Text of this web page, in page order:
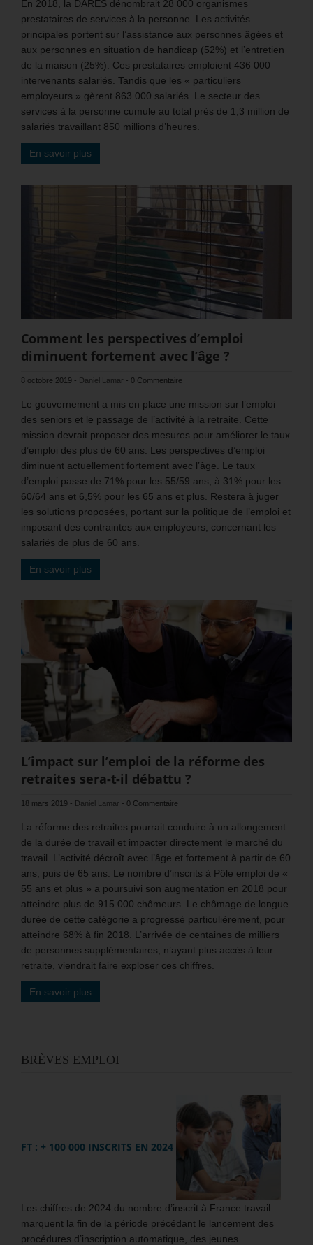
En 2018, la DARES dénombrait 28 000 organismes
prestataires de services à la personne. Les activités
principales portent sur l’assistance aux personnes âgées et
aux personnes en situation de handicap (52%) et l’entretien
de la maison (25%). Ces prestataires emploient 436 000
intervenants salariés. Tandis que les « particuliers
employeurs » gèrent 863 000 salariés. Le secteur des
services à la personne cumule au total près de 1,3 million de
salariés travaillant 850 millions d’heures.
En savoir plus
Comment les perspectives d’emploi
diminuent fortement avec l’âge ?
8 octobre 2019 - Daniel Lamar - 0 Commentaire
Le gouvernement a mis en place une mission sur l’emploi
des seniors et le passage de l’activité à la retraite. Cette
mission devrait proposer des mesures pour améliorer le taux
d’emploi des plus de 60 ans. Les perspectives d’emploi
diminuent actuellement fortement avec l’âge. Le taux
d’emploi passe de 71% pour les 55/59 ans, à 31% pour les
60/64 ans et 6,5% pour les 65 ans et plus. Restera à juger
les solutions proposées, portant sur la politique de l’emploi et
imposant des contraintes aux employeurs, concernant les
salariés de plus de 60 ans.
En savoir plus
L’impact sur l’emploi de la réforme des
retraites sera-t-il débattu ?
18 mars 2019 - Daniel Lamar - 0 Commentaire
La réforme des retraites pourrait conduire à un allongement
de la durée de travail et impacter directement le marché du
travail. L’activité décroît avec l’âge et fortement à partir de 60
ans, puis de 65 ans. Le nombre d’inscrits à Pôle emploi de «
55 ans et plus » a poursuivi son augmentation en 2018 pour
atteindre plus de 915 000 chômeurs. Le chômage de longue
durée de cette catégorie a progressé particulièrement, pour
atteindre 68% à fin 2018. L’arrivée de centaines de milliers
de personnes supplémentaires, n’ayant plus accès à leur
retraite, viendrait faire exploser ces chiffres.
En savoir plus
BRÈVES EMPLOI
FT : + 100 000 INSCRITS EN 2024
Les chiffres de 2024 du nombre d’inscrit à France travail
marquent la fin de la période précédant le lancement des
procédures d’inscription automatique, des jeunes